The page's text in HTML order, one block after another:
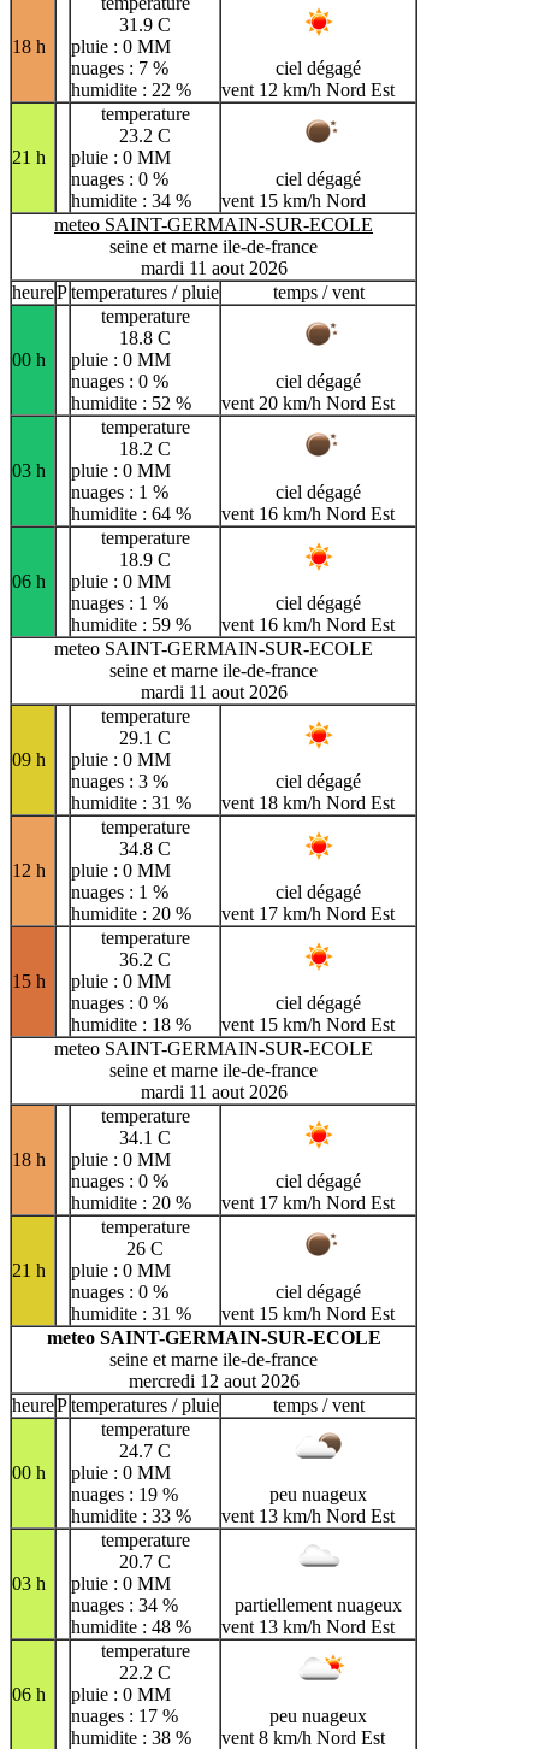
18 h
31.9 C
pluie : 0 MM
nuages : 7 %
humidite : 22 %
ciel dégagé
vent 12 km/h Nord Est
21 h
temperature
23.2 C
pluie : 0 MM
nuages : 0 %
humidite : 34 %
ciel dégagé
vent 15 km/h Nord
meteo SAINT-GERMAIN-SUR-ECOLE
seine et marne ile-de-france
mardi 11 aout 2026
heurePtemperatures / pluie temps / vent
00 h
temperature
18.8 C
pluie : 0 MM
nuages : 0 %
humidite : 52 %
ciel dégagé
vent 20 km/h Nord Est
03 h
temperature
18.2 C
pluie : 0 MM
nuages : 1 %
humidite : 64 %
ciel dégagé
vent 16 km/h Nord Est
06 h
temperature
18.9 C
pluie : 0 MM
nuages : 1 %
humidite : 59 %
ciel dégagé
vent 16 km/h Nord Est
meteo SAINT-GERMAIN-SUR-ECOLE
seine et marne ile-de-france
mardi 11 aout 2026
09 h
temperature
29.1 C
pluie : 0 MM
nuages : 3 %
humidite : 31 %
ciel dégagé
vent 18 km/h Nord Est
12 h
temperature
34.8 C
pluie : 0 MM
nuages : 1 %
humidite : 20 %
ciel dégagé
vent 17 km/h Nord Est
15 h
temperature
36.2 C
pluie : 0 MM
nuages : 0 %
humidite : 18 %
ciel dégagé
vent 15 km/h Nord Est
meteo SAINT-GERMAIN-SUR-ECOLE
seine et marne ile-de-france
mardi 11 aout 2026
18 h
temperature
34.1 C
pluie : 0 MM
nuages : 0 %
humidite : 20 %
ciel dégagé
vent 17 km/h Nord Est
21 h
temperature
26 C
pluie : 0 MM
nuages : 0 %
humidite : 31 %
ciel dégagé
vent 15 km/h Nord Est
meteo SAINT-GERMAIN-SUR-ECOLE
seine et marne ile-de-france
mercredi 12 aout 2026
heurePtemperatures / pluie temps / vent
00 h
temperature
24.7 C
pluie : 0 MM
nuages : 19 %
humidite : 33 %
peu nuageux
vent 13 km/h Nord Est
03 h
temperature
20.7 C
pluie : 0 MM
nuages : 34 %
humidite : 48 %
partiellement nuageux
vent 13 km/h Nord Est
06 h
temperature
22.2 C
pluie : 0 MM
nuages : 17 %
humidite : 38 %
peu nuageux
vent 8 km/h Nord Est